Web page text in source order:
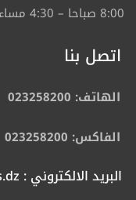
8:00 صباحا – 4:30 مساء.
اتصل بنا
الهاتف: 023258200
الفاكس: 023258200
البريد الالكتروني : contact@essts.dz